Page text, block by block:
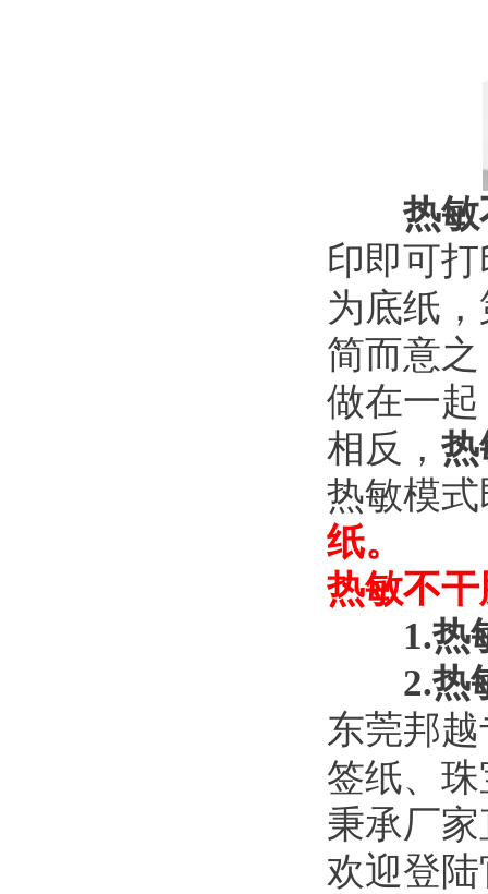
热
印即可
为底纸
简而意
做在一
相反， 热
热敏模
纸。
热敏不
1.热敏
2.热敏
东莞邦
签纸、
秉承厂
欢迎登